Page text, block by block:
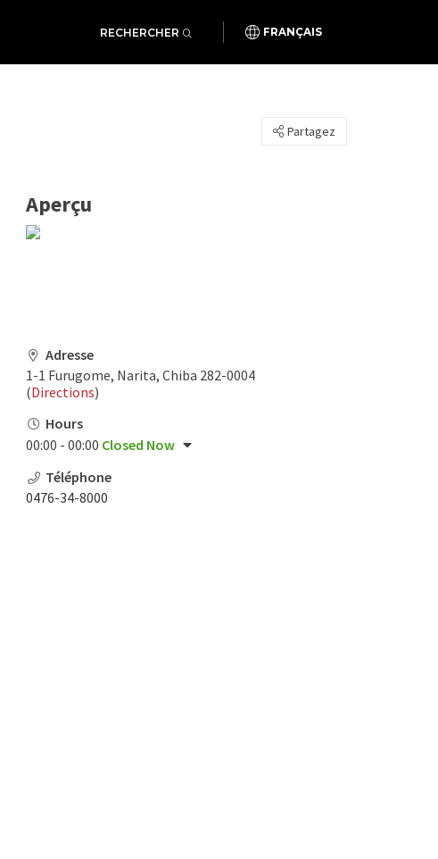
RECHERCHER FRANÇAIS
Partagez
Aperçu
Adresse
1-1 Furugome, Narita, Chiba 282-0004
(Directions)
Hours
00:00 - 00:00 Closed Now
Téléphone
0476-34-8000